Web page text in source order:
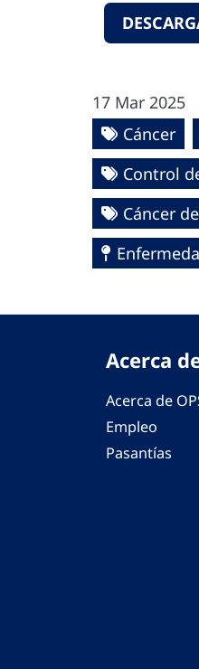
17 Mar 2025
Cáncer
Control
Cáncer
Acerca
Acerca de
Empleo
Pasantías